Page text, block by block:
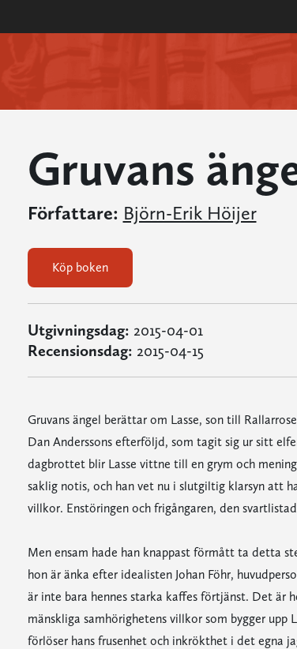
Gruvans
Författare: Björn-Erik Höijer
Köp boken
Utgivningsdag: 2015-04-01
Recensionsdag: 2015-04-15
Gruvans ängel berättar om Lasse, son till
Dan Anderssons efterföljd, som tagit sig ur sitt
dagbrottet blir Lasse vittne till en grym och
saklig notis, och han vet nu i slutgiltig klarsyn att
villkor. Enstöringen och frigångaren, den
Men ensam hade han knappast förmått ta detta
hon är änka efter idealisten Johan Föhr,
är inte bara hennes starka kaffes förtjänst. Det är
mänskliga samhörighetens villkor som bygger upp
förlöser hans frusenhet och inkrökthet i det egna